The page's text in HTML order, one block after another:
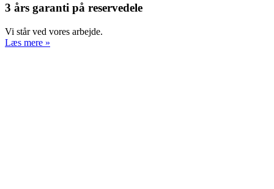
3 års garanti på reservedele
Vi står ved vores arbejde.
Læs mere »